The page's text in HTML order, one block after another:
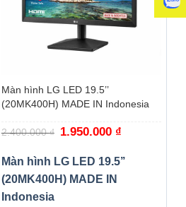
Màn hình LG LED 19.5’’
(20MK400H) MADE IN Indonesia
2.400.000₫ Giá
2.400.000 ₫.
1.950.000 ₫
là:
Màn hình LG LED 19.5’’
(20MK400H) MADE IN
Indonesia